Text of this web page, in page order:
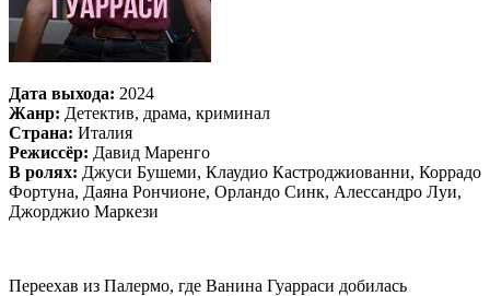
Дата выхода: 2024
Жанр: Детектив, драма, криминал
Страна: Италия
Режиссёр: Давид Маренго
В ролях: Джуси Бушеми, Клаудио Кастроджиованни, Коррадо
Фортуна, Даяна Рончионе, Орландо Синк, Алессандро Луи,
Джорджио Маркези
Переехав из Палермо, где Ванина Гуарраси добилась